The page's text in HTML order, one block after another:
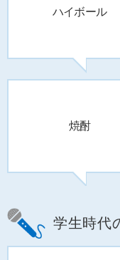
ハイボール
焼酎
学生時代